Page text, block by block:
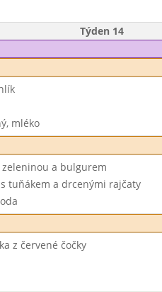
Týden 14
mléko
a bulgurem
tuňákem a drcenými rajčaty
z červené čočky